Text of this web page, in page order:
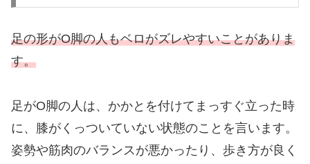
足の形がO脚の人もベロがズレやすいことがありま
す。
足がO脚の人は、かかとを付けてまっすぐ立った時
に、膝がくっついていない状態のことを言います。
姿勢や筋肉のバランスが悪かったり、歩き方が良く